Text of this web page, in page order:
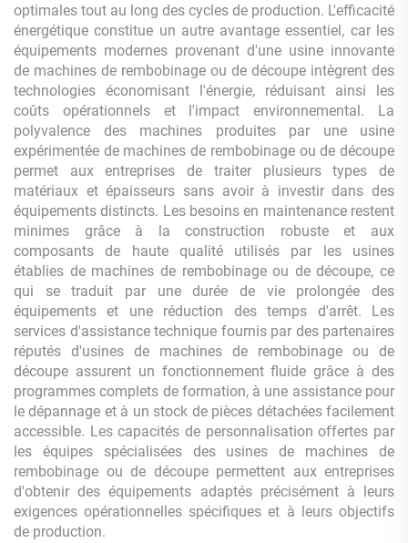
optimales tout au long des cycles de production. L'efficacité
énergétique constitue un autre avantage essentiel, car les
équipements modernes provenant d'une usine innovante
de machines de rembobinage ou de découpe intègrent des
technologies économisant l'énergie, réduisant ainsi les
coûts opérationnels et l'impact environnemental. La
polyvalence des machines produites par une usine
expérimentée de machines de rembobinage ou de découpe
permet aux entreprises de traiter plusieurs types de
matériaux et épaisseurs sans avoir à investir dans des
équipements distincts. Les besoins en maintenance restent
minimes grâce à la construction robuste et aux
composants de haute qualité utilisés par les usines
établies de machines de rembobinage ou de découpe, ce
qui se traduit par une durée de vie prolongée des
équipements et une réduction des temps d'arrêt. Les
services d'assistance technique fournis par des partenaires
réputés d'usines de machines de rembobinage ou de
découpe assurent un fonctionnement fluide grâce à des
programmes complets de formation, à une assistance pour
le dépannage et à un stock de pièces détachées facilement
accessible. Les capacités de personnalisation offertes par
les équipes spécialisées des usines de machines de
rembobinage ou de découpe permettent aux entreprises
d'obtenir des équipements adaptés précisément à leurs
exigences opérationnelles spécifiques et à leurs objectifs
de production.